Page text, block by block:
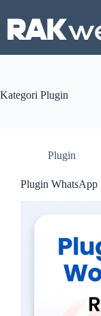
content
Kategori Plugin
Plugin
Plugin WhatsApp